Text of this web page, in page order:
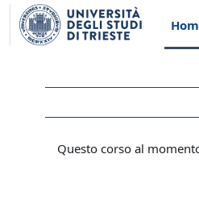
Vai al contenuto principale
Questo corso al